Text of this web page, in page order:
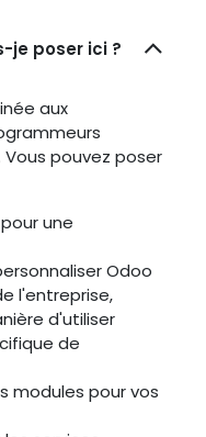
je poser ici ?
aux
pouvez poser
une
Odoo
l'entreprise,
d'utiliser
de
modules pour vos